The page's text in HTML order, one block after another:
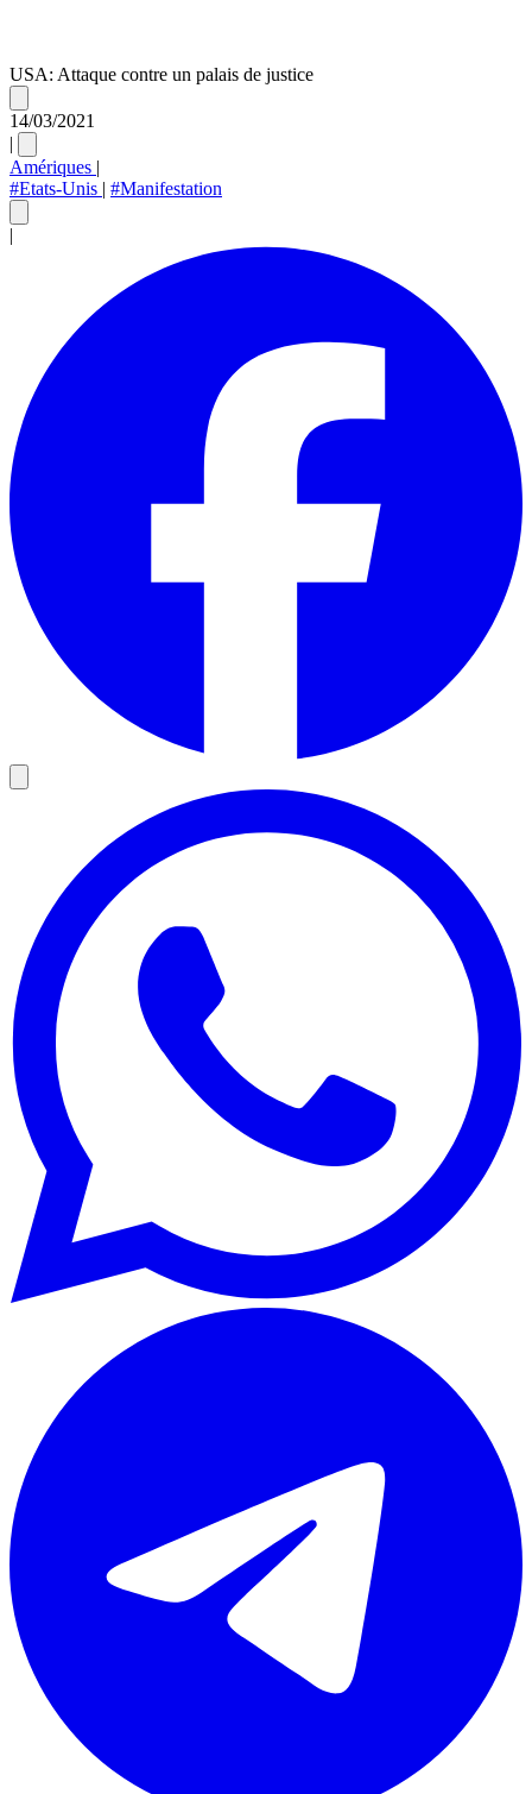
USA: Attaque contre un palais de justice
14/03/2021
|
Amériques |
#Etats-Unis | #Manifestation
|